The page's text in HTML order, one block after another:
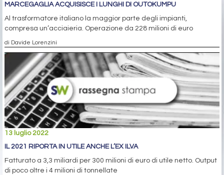
MARCEGAGLIA ACQUISISCE I LUNGHI DI OUTOKUMPU
Al trasformatore italiano la maggior parte degli impianti,
compresa un’acciaieria. Operazione da 228 milioni di euro
di Davide Lorenzini
13 luglio 2022
IL 2021 RIPORTA IN UTILE ANCHE L’EX ILVA
Fatturato a 3,3 miliardi per 300 milioni di euro di utile netto. Output
di poco oltre i 4 milioni di tonnellate